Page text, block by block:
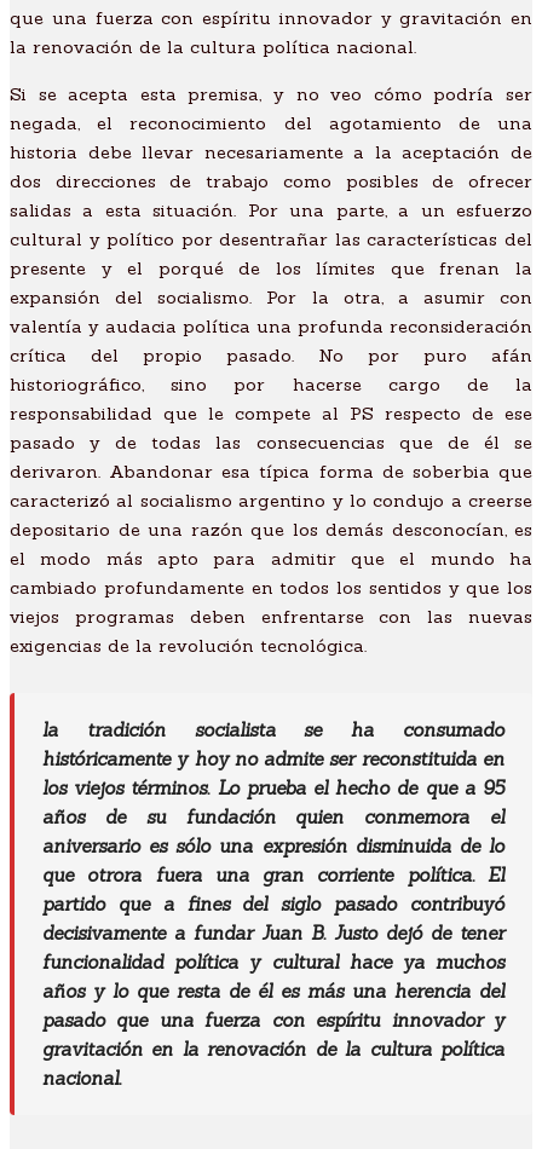
que una fuerza con espíritu innovador y gravitación en
la renovación de la cultura política nacional.
Si se acepta esta premisa, y no veo cómo podría ser
negada, el reconocimiento del agotamiento de una
historia debe llevar necesariamente a la aceptación de
dos direcciones de trabajo como posibles de ofrecer
salidas a esta situación. Por una parte, a un esfuerzo
cultural y político por desentrañar las características del
presente y el porqué de los límites que frenan la
expansión del socialismo. Por la otra, a asumir con
valentía y audacia política una profunda reconsideración
crítica del propio pasado. No por puro afán
historiográfico, sino por hacerse cargo de la
responsabilidad que le compete al PS respecto de ese
pasado y de todas las consecuencias que de él se
derivaron. Abandonar esa típica forma de soberbia que
caracterizó al socialismo argentino y lo condujo a creerse
depositario de una razón que los demás desconocían, es
el modo más apto para admitir que el mundo ha
cambiado profundamente en todos los sentidos y que los
viejos programas deben enfrentarse con las nuevas
exigencias de la revolución tecnológica.
la tradición socialista se ha consumado
históricamente y hoy no admite ser reconstituida en
los viejos términos. Lo prueba el hecho de que a 95
años de su fundación quien conmemora el
aniversario es sólo una expresión disminuida de lo
que otrora fuera una gran corriente política. El
partido que a fines del siglo pasado contribuyó
decisivamente a fundar Juan B. Justo dejó de tener
funcionalidad política y cultural hace ya muchos
años y lo que resta de él es más una herencia del
pasado que una fuerza con espíritu innovador y
gravitación en la renovación de la cultura política
nacional.